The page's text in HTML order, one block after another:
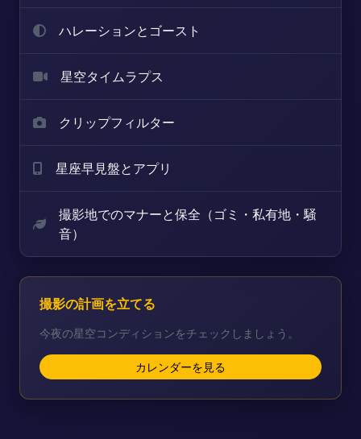
ハレーションとゴースト
星空タイムラプス
クリップフィルター
星座早見盤とアプリ
撮影地でのマナーと保全（ゴミ・私有地・騒
音）
撮影の計画を立てる
今夜の星空コンディションをチェックしましょう。
カレンダーを見る